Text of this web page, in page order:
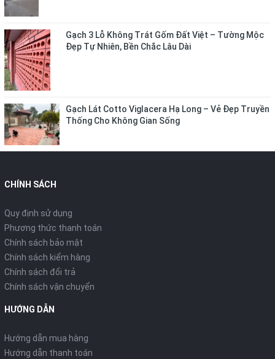
Gạch 3 Lỗ Không Trát Gốm Đất Việt – Tường Mộc
Đẹp Tự Nhiên, Bền Chắc Lâu Dài
Gạch Lát Cotto Viglacera Hạ Long – Vẻ Đẹp Truyền
Thống Cho Không Gian Sống
CHÍNH SÁCH
Quy định sử dụng
Phương thức thanh toán
Chính sách bảo mật
Chính sách kiểm hàng
Chính sách đổi trả
Chính sách vận chuyển
HƯỚNG DẪN
Hướng dẫn mua hàng
Hướng dẫn thanh toán